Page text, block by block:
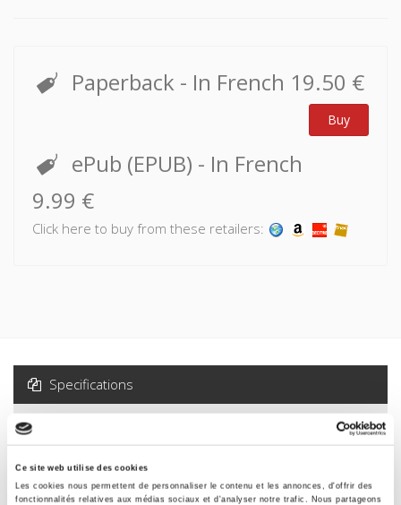
Ce site web utilise des cookies
Les cookies nous permettent de personnaliser le contenu et les annonces, d'offrir des
fonctionnalités relatives aux médias sociaux et d'analyser notre trafic. Nous partageons
Paperback - In French 19.50 €
Buy
ePub (EPUB) - In French
9.99 €
Click here to buy from these retailers:
Specifications
Specifications